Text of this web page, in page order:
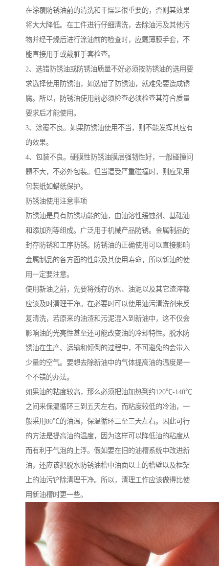
在涂覆防锈油前的清洗和干燥是很重要的，否则其效果
将大大降低。在工件进行仔细清洗，去除油污及其他污
物并经干燥后进行涂油前的检查时，应戴薄膜手套，不
能直接用手或戴脏手套检查。
2、选错防锈油或防锈油质量不好必须按防锈油的选用要
求选择使用防锈油，如选错了防锈油，就难免要造成锈
腐。所以，防锈油使用前必须检查必须检查其符合质量
要求后才能使用。
3、涂覆不良。如果防锈油使用不当，则不能发挥其应有
的效果。
4、包装不良。硬膜性防锈油膜层强韧性好，一般碰撞问
题不大，不必外包装。但当遭受严重碰撞时，则应采用
包装纸如蜡纸保护。
防锈油使用注意事项
防锈油是具有防锈功能的油，由油溶性缓蚀剂、基础油
和添加剂等组成。广泛用于机械产品防锈。金属制品的
封存防锈和工序防锈。防锈油的正确使用可以直接影响
金属制品的各方面的性能及其使用寿命，所以新油的使
用一定要注意。
使用新油之前，先要将残存的水、油泥以及其它渣滓都
应该及时清理干净。在必要时可以使用油污清洗剂来反
复清洗，若原来的油渣和污泥混入到新油中，这不仅会
影响油的光亮性甚至还可能改变油的冷却特性。脱水防
锈油在生产、运输和倾倒的过程中，不可避免的会带入
少量的空气。要想去除新油中的气体提高油的温度是一
个不错的办法。
如果油的粘度较高，那么必须把油加热到约120℃-140℃
之间来保温循环三到五天左右。而粘度较低的冷油，一
般采用80℃的油温，保温循环二至三天左右。因此可行
的方法是提高油的温度，因为这样可以降低油的粘度从
而有利于气泡的上浮。假如要在旧的油槽系统中改进新
油，还应该把脱水防锈油槽中油面以上的槽壁以及框架
上的油污铲除清理干净。所以，清理工作应该做得比使
用新油槽时更一些。